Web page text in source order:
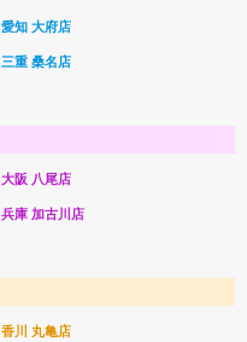
愛知 大府店
三重 桑名店
大阪 八尾店
兵庫 加古川店
香川 丸亀店